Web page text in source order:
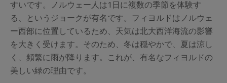
すいです。ノルウェー人は1日に複数の季節を体験す
る、というジョークが有名です。フィヨルドはノルウェ
ー西部に位置しているため、天気は北大西洋海流の影響
を大きく受けます。そのため、冬は穏やかで、夏は涼し
く、頻繁に雨が降ります。これが、有名なフィヨルドの
美しい緑の理由です。